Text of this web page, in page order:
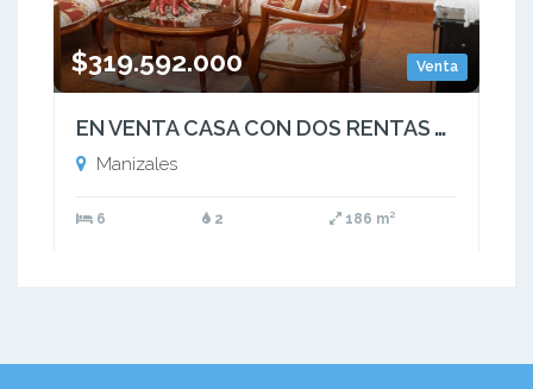
Venta
$319.592.000
EN VENTA CASA CON DOS RENTAS VIVEROS MANIZALES (CERCA A MINITAS)
Manizales
6 2 186 m²